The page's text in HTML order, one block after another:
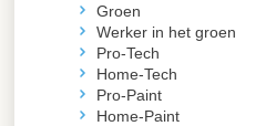
Groen
Werker in het groen
Pro-Tech
Home-Tech
Pro-Paint
Home-Paint